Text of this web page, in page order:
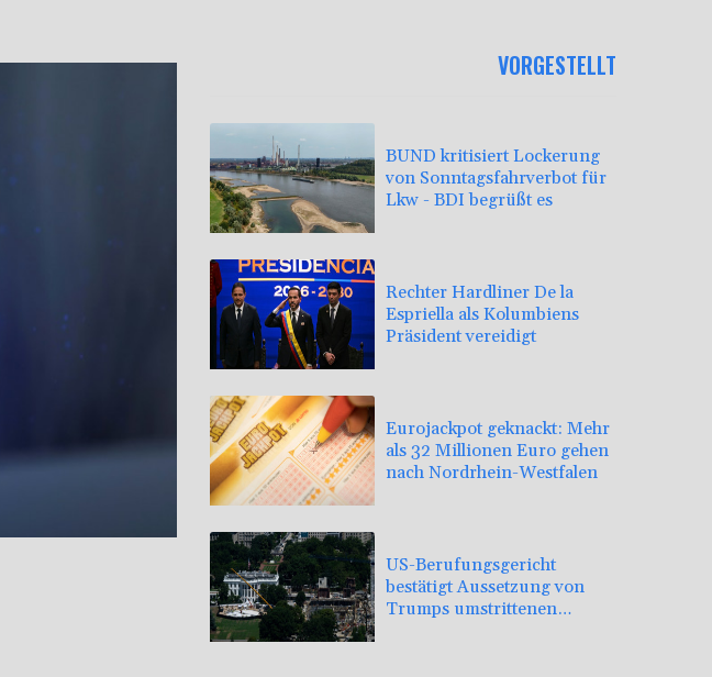
VORGESTELLT
BUND kritisiert Lockerung
von Sonntagsfahrverbot für
Lkw - BDI begrüßt es
Rechter Hardliner De la
Espriella als Kolumbiens
Präsident vereidigt
Eurojackpot geknackt: Mehr
als 32 Millionen Euro gehen
nach Nordrhein-Westfalen
US-Berufungsgericht
bestätigt Aussetzung von
Trumps umstrittenen